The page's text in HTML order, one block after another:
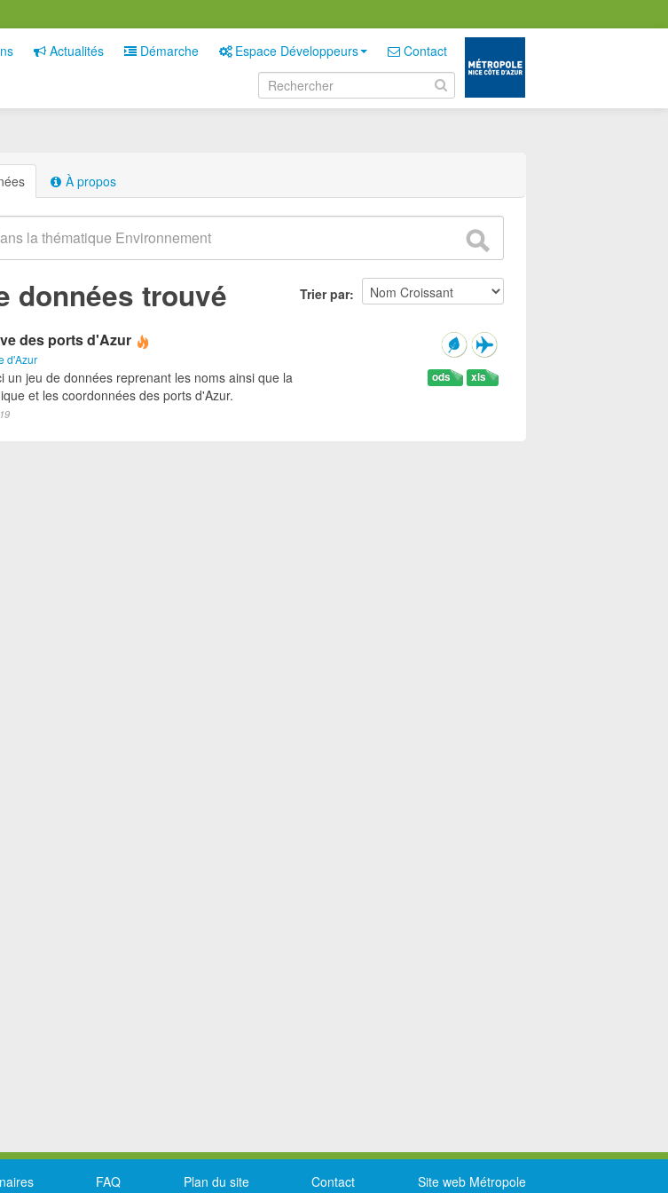
Actualités Démarche Espace Développeurs Contact
À propos
Trier par
données trouvé
des ports d'Azur
d'Azur
xls
ods
un jeu de données reprenant les noms ainsi que la
et les coordonnées des ports d'Azur.
FAQ Plan du site Contact Site web Métropole